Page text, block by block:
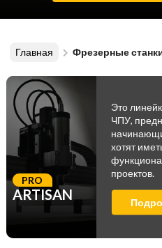
Главная Фрезерные
ARTISAN
PRO
Это
ЧПУ,
хотят
проектов.